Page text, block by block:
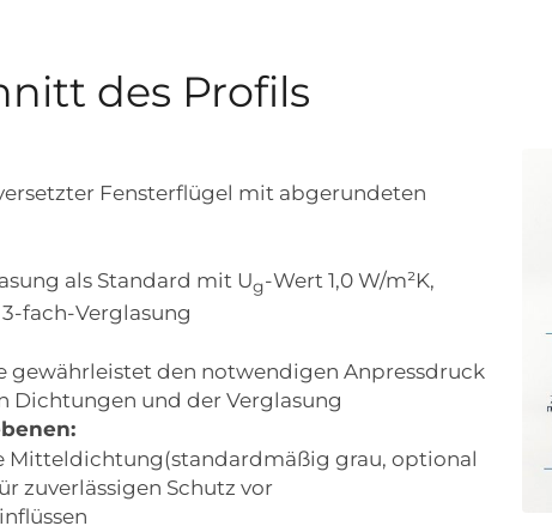
des Profils
Fensterflügel mit abgerundeten
als Standard mit Ug-Wert 1,0 W/m²K,
fach-Verglasung
gewährleistet den notwendigen Anpressdruck
Dichtungen und der Verglasung
Mitteldichtung(standardmäßig grau, optional
zuverlässigen Schutz vor